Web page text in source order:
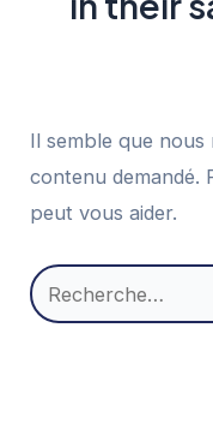
Il semble que
contenu demandé.
peut vous aider.
Rechercher :